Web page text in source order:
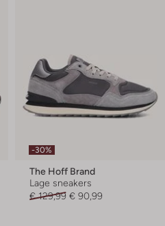
-30%
The Hoff Brand
Lage sneakers
€ 129,99 € 90,99